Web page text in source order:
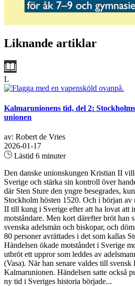
Liknande artiklar
L
Kalmarunionens tid, del 2:
unionen
av: Robert de Vries
2026-01-17
Lästid 6 minuter
Den danske unionskungen Kristian II
Sverige och stärka sin kontroll över
där Sten Sture den yngre besegrades,
Stockholm hösten 1520. Och i början
II till kung i Sverige efter att ha lovat att
motståndare. Men kort därefter bröt han
svenska adelsmän och biskopar, och
80 personer avrättades i det som kallas
Händelsen ökade motståndet i Sverige
utbröt ett uppror som leddes av
(Vasa). När han senare valdes till
Kalmarunionen. Händelsen satte också
ny tid i Sveriges historia började...